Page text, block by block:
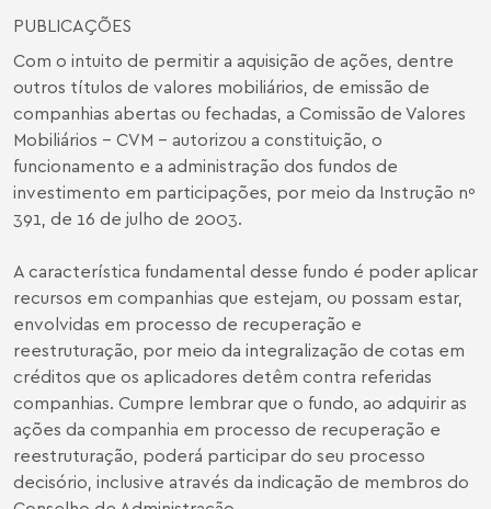
PUBLICAÇÕES
Com o intuito de permitir a aquisição de ações, dentre
outros títulos de valores mobiliários, de emissão de
companhias abertas ou fechadas, a Comissão de Valores
Mobiliários - CVM - autorizou a constituição, o
funcionamento e a administração dos fundos de
investimento em participações, por meio da Instrução nº
391, de 16 de julho de 2003.
A característica fundamental desse fundo é poder aplicar
recursos em companhias que estejam, ou possam estar,
envolvidas em processo de recuperação e
reestruturação, por meio da integralização de cotas em
créditos que os aplicadores detêm contra referidas
companhias. Cumpre lembrar que o fundo, ao adquirir as
ações da companhia em processo de recuperação e
reestruturação, poderá participar do seu processo
decisório, inclusive através da indicação de membros do